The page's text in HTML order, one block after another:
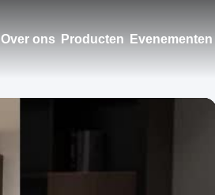
Over ons Producten Evenementen